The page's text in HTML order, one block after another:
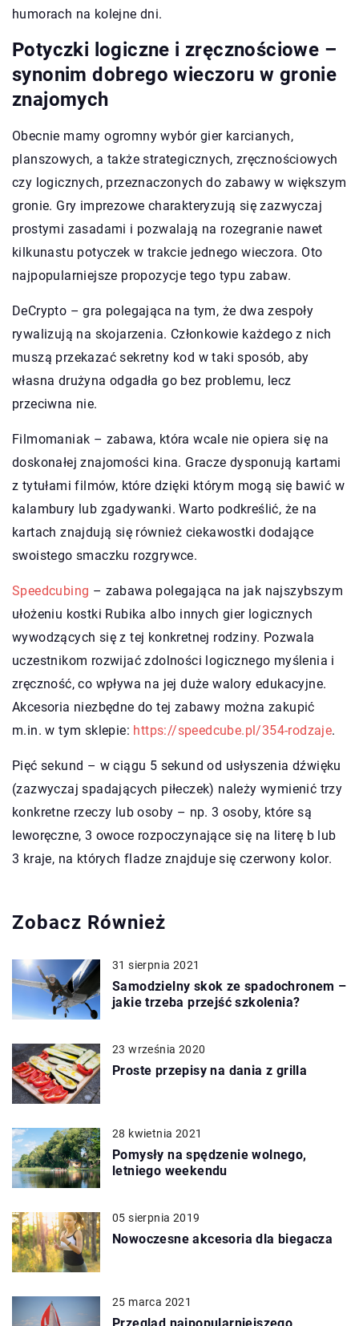
humorach na kolejne dni.
Potyczki logiczne i zręcznościowe –
synonim dobrego wieczoru w gronie
znajomych
Obecnie mamy ogromny wybór gier karcianych,
planszowych, a także strategicznych, zręcznościowych
czy logicznych, przeznaczonych do zabawy w większym
gronie. Gry imprezowe charakteryzują się zazwyczaj
prostymi zasadami i pozwalają na rozegranie nawet
kilkunastu potyczek w trakcie jednego wieczora. Oto
najpopularniejsze propozycje tego typu zabaw.
DeCrypto – gra polegająca na tym, że dwa zespoły
rywalizują na skojarzenia. Członkowie każdego z nich
muszą przekazać sekretny kod w taki sposób, aby
własna drużyna odgadła go bez problemu, lecz
przeciwna nie.
Filmomaniak – zabawa, która wcale nie opiera się na
doskonałej znajomości kina. Gracze dysponują kartami
z tytułami filmów, które dzięki którym mogą się bawić w
kalambury lub zgadywanki. Warto podkreślić, że na
kartach znajdują się również ciekawostki dodające
swoistego smaczku rozgrywce.
Speedcubing – zabawa polegająca na jak najszybszym
ułożeniu kostki Rubika albo innych gier logicznych
wywodzących się z tej konkretnej rodziny. Pozwala
uczestnikom rozwijać zdolności logicznego myślenia i
zręczność, co wpływa na jej duże walory edukacyjne.
Akcesoria niezbędne do tej zabawy można zakupić
m.in. w tym sklepie: https://speedcube.pl/354-rodzaje.
Pięć sekund – w ciągu 5 sekund od usłyszenia dźwięku
(zazwyczaj spadających piłeczek) należy wymienić trzy
konkretne rzeczy lub osoby – np. 3 osoby, które są
leworęczne, 3 owoce rozpoczynające się na literę b lub
3 kraje, na których fladze znajduje się czerwony kolor.
Zobacz Również
31 sierpnia 2021
Samodzielny skok ze spadochronem –
jakie trzeba przejść szkolenia?
23 września 2020
Proste przepisy na dania z grilla
28 kwietnia 2021
Pomysły na spędzenie wolnego,
letniego weekendu
05 sierpnia 2019
Nowoczesne akcesoria dla biegacza
25 marca 2021